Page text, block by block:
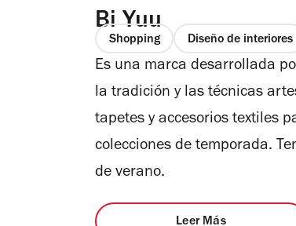
Bi Yuu
Shopping Diseño de interiores
Es una marca desarrollada
la tradición y las técnicas
tapetes y accesorios textiles
colecciones de temporada.
de verano.
Leer Más